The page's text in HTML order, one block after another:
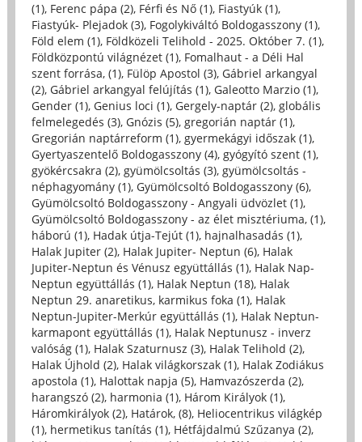
(1), Ferenc pápa (2), Férfi és Nő (1), Fiastyúk (1),
Fiastyúk- Plejadok (3), Fogolykiváltó Boldogasszony (1),
Föld elem (1), Földközeli Telihold - 2025. Október 7. (1),
Földközpontú világnézet (1), Fomalhaut - a Déli Hal
szent forrása, (1), Fülöp Apostol (3), Gábriel arkangyal
(2), Gábriel arkangyal felújítás (1), Galeotto Marzio (1),
Gender (1), Genius loci (1), Gergely-naptár (2), globális
felmelegedés (3), Gnózis (5), gregorián naptár (1),
Gregorián naptárreform (1), gyermekágyi időszak (1),
Gyertyaszentelő Boldogasszony (4), gyógyító szent (1),
gyökércsakra (2), gyümölcsoltás (3), gyümölcsoltás -
néphagyomány (1), Gyümölcsoltó Boldogasszony (6),
Gyümölcsoltó Boldogasszony - Angyali üdvözlet (1),
Gyümölcsoltó Boldogasszony - az élet misztériuma, (1),
háború (1), Hadak útja-Tejút (1), hajnalhasadás (1),
Halak Jupiter (2), Halak Jupiter- Neptun (6), Halak
Jupiter-Neptun és Vénusz együttállás (1), Halak Nap-
Neptun együttállás (1), Halak Neptun (18), Halak
Neptun 29. anaretikus, karmikus foka (1), Halak
Neptun-Jupiter-Merkúr együttállás (1), Halak Neptun-
karmapont együttállás (1), Halak Neptunusz - inverz
valóság (1), Halak Szaturnusz (3), Halak Telihold (2),
Halak Újhold (2), Halak világkorszak (1), Halak Zodiákus
apostola (1), Halottak napja (5), Hamvazószerda (2),
harangszó (2), harmonia (1), Három Királyok (1),
Háromkirályok (2), Határok, (8), Heliocentrikus világkép
(1), hermetikus tanítás (1), Hétfájdalmú Szűzanya (2),